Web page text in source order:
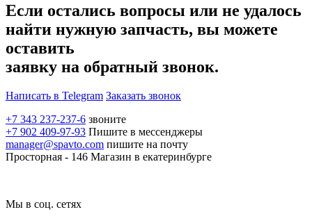
Если остались вопросы или не удалось
найти нужную запчасть, вы можете
оставить
заявку на обратный звонок.
Написать в Telegram Заказать звонок
+7 343 237-237-6 звоните
+7 902 409-97-93 Пишите в мессенджеры
manager@spavto.com пишите на почту
Просторная - 146 Магазин в екатеринбурге
Мы в соц. сетях